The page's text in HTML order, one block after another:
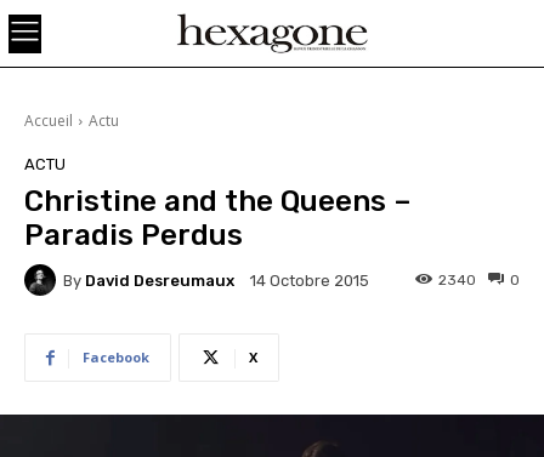
Accueil Actu
ACTU
Christine and the Queens –
Paradis Perdus
By David Desreumaux 14 Octobre 2015 0
2340
Facebook X